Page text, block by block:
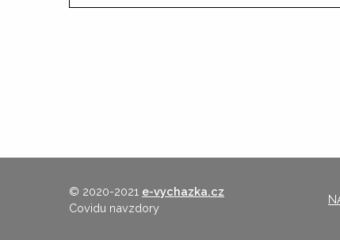
© 2020-2021 e-vychazka.cz
Covidu navzdory